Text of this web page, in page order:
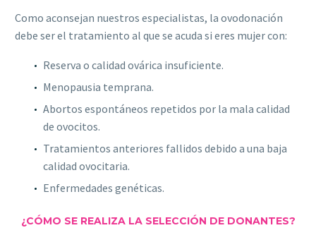
Como aconsejan nuestros especialistas, la ovodonación
debe ser el tratamiento al que se acuda si eres mujer con:
Reserva o calidad ovárica insuficiente.
Menopausia temprana.
Abortos espontáneos repetidos por la mala calidad
de ovocitos.
Tratamientos anteriores fallidos debido a una baja
calidad ovocitaria.
Enfermedades genéticas.
¿CÓMO SE REALIZA LA SELECCIÓN DE DONANTES?